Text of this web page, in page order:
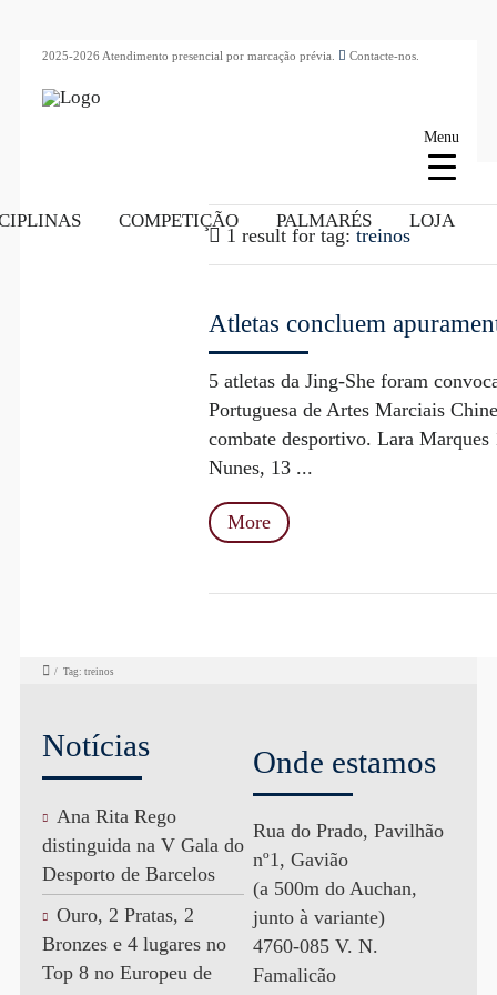
2025-2026 Atendimento presencial por marcação prévia. Contacte-nos.
COMPETIÇÃO PALMARÉS LOJA
1 result for tag: treinos
Atletas concluem
5 atletas da Jing-She foram
Portuguesa de Artes Marciais
combate desportivo. Lara Marques
Nunes, 13 ...
More
/ Tag: treinos
Notícias
Ana Rita Rego
distinguida na V Gala do
Desporto de Barcelos
Ouro, 2 Pratas, 2
Bronzes e 4 lugares no
Top 8 no Europeu de
Onde estamos
Rua do Prado, Pavilhão
nº1, Gavião
(a 500m do Auchan,
junto à variante)
4760-085 V. N.
Famalicão
Menu